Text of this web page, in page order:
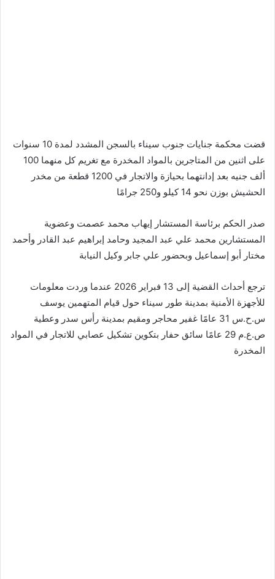
قضت محكمة جنايات جنوب سيناء بالسجن المشدد لمدة 10 سنوات
على اثنين من المتاجرين بالمواد المخدرة مع تغريم كل منهما 100
ألف جنيه بعد إدانتهما بحيازة والاتجار في 1200 قطعة من مخدر
الحشيش بوزن نحو 14 كيلو و250 جرامًا
صدر الحكم برئاسة المستشار إيهاب محمد عصمت وعضوية
المستشارين محمد علي عبد المجيد وحامد إبراهيم عبد القادر وأحمد
مختار أبو إسماعيل وبحضور علي جابر وكيل النيابة
ترجع أحداث القضية إلى 13 فبراير 2026 عندما وردت معلومات
للأجهزة الأمنية بمدينة طور سيناء حول قيام المتهمين يوسف
س.ح.س 31 عامًا غفير محاجر ومقيم بمدينة رأس سدر وعطية
ص.ع.م 29 عامًا سائق حفار بتكوين تشكيل عصابي للاتجار في المواد
المخدرة